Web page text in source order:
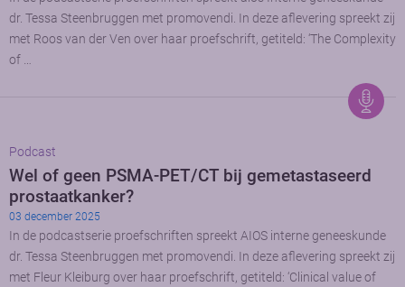
dr. Tessa Steenbruggen met promovendi. In deze aflevering spreekt zij
met Roos van der Ven over haar proefschrift, getiteld: ‘The Complexity
of …
Podcast
Wel of geen PSMA-PET/CT bij gemetastaseerd
prostaatkanker?
03 december 2025
In de podcastserie proefschriften spreekt AIOS interne geneeskunde
dr. Tessa Steenbruggen met promovendi. In deze aflevering spreekt zij
met Fleur Kleiburg over haar proefschrift, getiteld: ‘Clinical value of